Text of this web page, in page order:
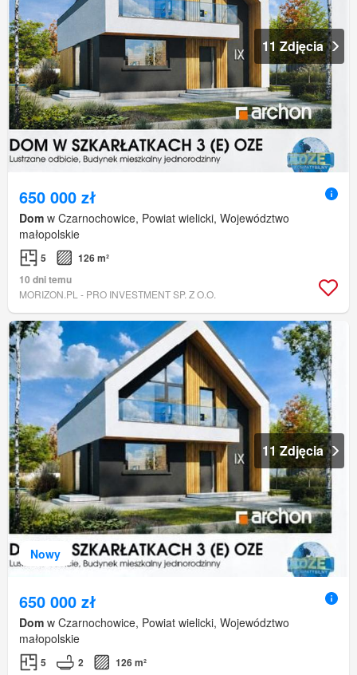
11 Zdjęcia
650 000 zł
Dom w Czarnochowice, Powiat wielicki, Województwo
małopolskie
5
126 m²
10 dni temu
MORIZON.PL - PRO INVESTMENT SP. Z O.O.
Nowy
11 Zdjęcia
650 000 zł
Dom w Czarnochowice, Powiat wielicki, Województwo
małopolskie
5 2
126 m²